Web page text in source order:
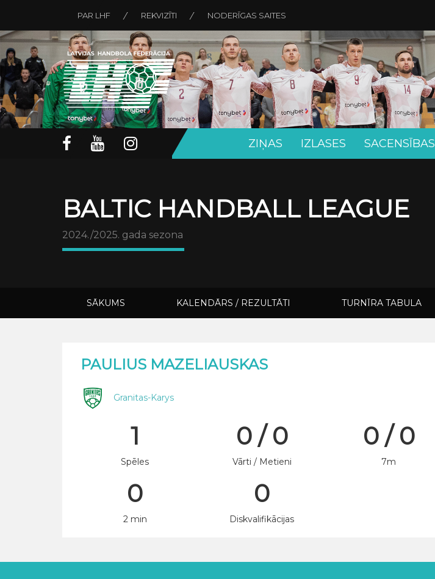
PAR LHF REKVIZĪTI NODERĪGAS SAITES
ZIŅAS IZLASES SACENSĪBAS
BALTIC HANDBALL LEAGUE
2024./2025. gada sezona
SĀKUMS KALENDĀRS / REZULTĀTI TURNĪRA TABULA
PAULIUS MAZELIAUSKAS
Granitas-Karys
1
Spēles
0 / 0
Vārti / Metieni
0 / 0
7m
0
2 min
0
Diskvalifikācijas